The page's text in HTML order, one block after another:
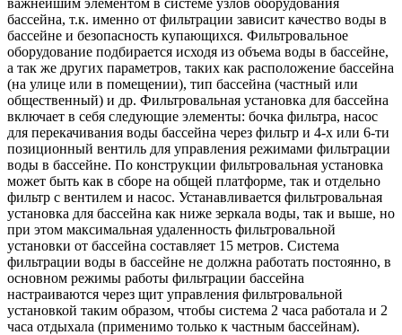
бассейна, т.к. именно от фильтрации зависит качество воды в
бассейне и безопасность купающихся. Фильтровальное
оборудование подбирается исходя из объема воды в бассейне,
а так же других параметров, таких как расположение бассейна
(на улице или в помещении), тип бассейна (частный или
общественный) и др. Фильтровальная установка для бассейна
включает в себя следующие элементы: бочка фильтра, насос
для перекачивания воды бассейна через фильтр и 4-х или 6-ти
позиционный вентиль для управления режимами фильтрации
воды в бассейне. По конструкции фильтровальная установка
может быть как в сборе на общей платформе, так и отдельно
фильтр с вентилем и насос. Устанавливается фильтровальная
установка для бассейна как ниже зеркала воды, так и выше, но
при этом максимальная удаленность фильтровальной
установки от бассейна составляет 15 метров. Система
фильтрации воды в бассейне не должна работать постоянно, в
основном режимы работы фильтрации бассейна
настраиваются через щит управления фильтровальной
установкой таким образом, чтобы система 2 часа работала и 2
часа отдыхала (применимо только к частным бассейнам).